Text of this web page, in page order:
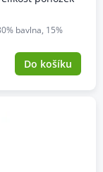
bavlna, 15%
Do košíku